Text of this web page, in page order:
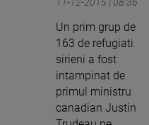
Un prim grup de
163 de refugiati
sirieni a fost
intampinat de
primul ministru
canadian Justin